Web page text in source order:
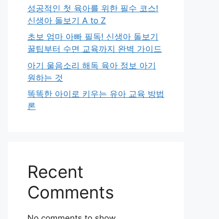
성공적인 첫 육아를 위한 필수 코스!
신생아 돌보기 A to Z
초보 엄마 아빠 필독! 신생아 돌보기
꿀팁부터 수면 교육까지 완벽 가이드
아기 울음소리 해독 육아 정보 아기
원하는 것
똑똑한 아이로 키우는 유아 교육 방법
론
Recent
Comments